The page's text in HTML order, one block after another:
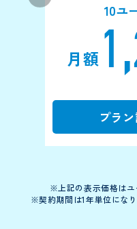
10ユ
月額 1
プラ
※上記の表示価格はユ
※契約期間は1年単位にな